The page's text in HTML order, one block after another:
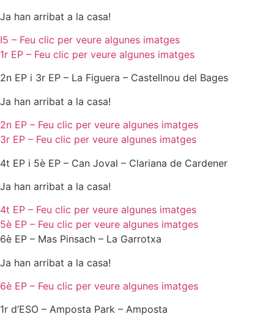
Ja han arribat a la casa!
I5 – Feu clic per veure algunes imatges
1r EP – Feu clic per veure algunes imatges
2n EP i 3r EP – La Figuera – Castellnou del Bages
Ja han arribat a la casa!
2n EP – Feu clic per veure algunes imatges
3r EP – Feu clic per veure algunes imatges
4t EP i 5è EP – Can Joval – Clariana de Cardener
Ja han arribat a la casa!
4t EP – Feu clic per veure algunes imatges
5è EP – Feu clic per veure algunes imatges
6è EP – Mas Pinsach – La Garrotxa
Ja han arribat a la casa!
6è EP – Feu clic per veure algunes imatges
1r d’ESO – Amposta Park – Amposta